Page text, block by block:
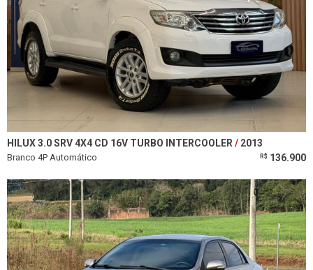
HILUX 3.0 SRV 4X4 CD 16V TURBO INTERCOOLER 2013
Branco 4P Automático R$ 136.900